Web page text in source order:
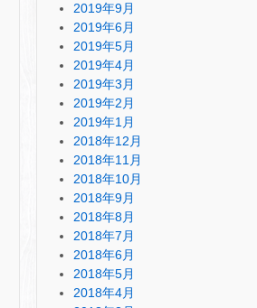
2019年9月
2019年6月
2019年5月
2019年4月
2019年3月
2019年2月
2019年1月
2018年12月
2018年11月
2018年10月
2018年9月
2018年8月
2018年7月
2018年6月
2018年5月
2018年4月